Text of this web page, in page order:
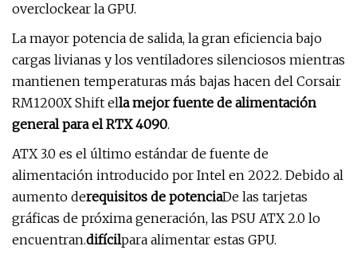
overclockear la GPU.
La mayor potencia de salida, la gran eficiencia bajo
cargas livianas y los ventiladores silenciosos mientras
mantienen temperaturas más bajas hacen del Corsair
RM1200X Shift ella mejor fuente de alimentación
general para el RTX 4090.
ATX 3.0 es el último estándar de fuente de
alimentación introducido por Intel en 2022. Debido al
aumento derequisitos de potenciaDe las tarjetas
gráficas de próxima generación, las PSU ATX 2.0 lo
encuentran.difícilpara alimentar estas GPU.